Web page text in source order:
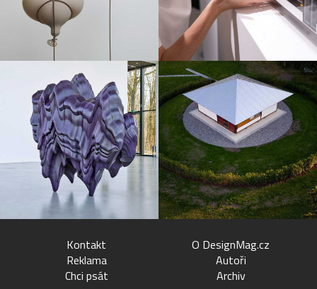
Kontakt
Reklama
Chci psát
O DesignMag.cz
Autoři
Archiv